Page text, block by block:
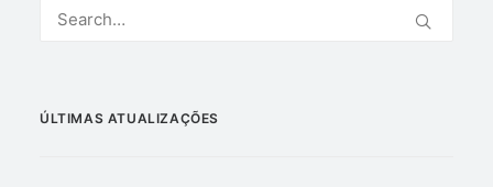
ÚLTIMAS ATUALIZAÇÕES